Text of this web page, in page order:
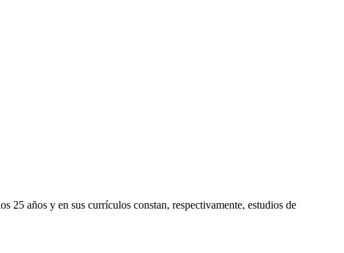
25 años y en sus currículos constan, respectivamente, estudios de